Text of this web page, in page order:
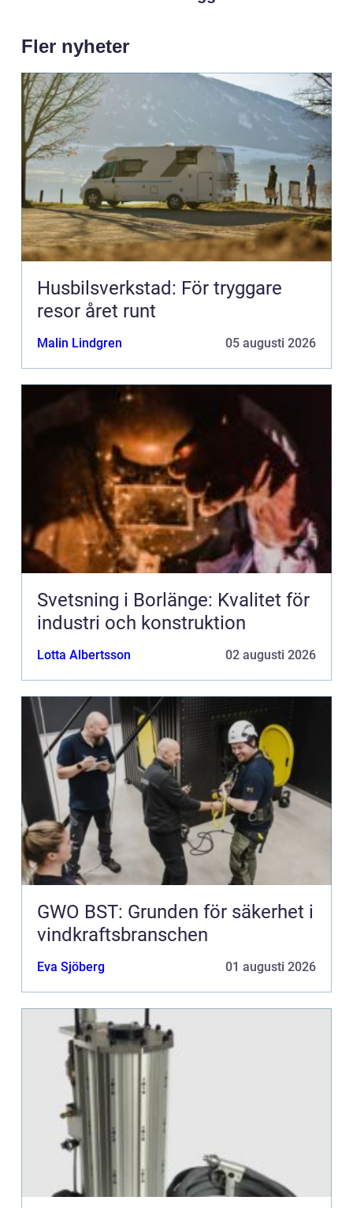
Fler nyheter
Husbilsverkstad: För tryggare
resor året runt
Malin Lindgren 05 augusti 2026
Svetsning i Borlänge: Kvalitet för
industri och konstruktion
Lotta Albertsson 02 augusti 2026
GWO BST: Grunden för säkerhet i
vindkraftsbranschen
Eva Sjöberg 01 augusti 2026